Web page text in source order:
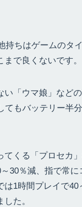
持ちはゲームのタ
まで良くないです。
い「ウマ娘」など
てもバッテリー半
てくる「プロセカ
30％減、指で常
は1時間プレイで40
た。